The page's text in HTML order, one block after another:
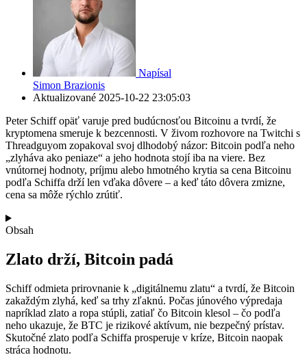
Napísal
Simon Brazionis
Aktualizované 2025-10-22 23:05:03
Peter Schiff opäť varuje pred budúcnosťou Bitcoinu a tvrdí, že
kryptomena smeruje k bezcennosti. V živom rozhovore na Twitchi s
Threadguyom zopakoval svoj dlhodobý názor: Bitcoin podľa neho
„zlyháva ako peniaze“ a jeho hodnota stojí iba na viere. Bez
vnútornej hodnoty, príjmu alebo hmotného krytia sa cena Bitcoinu
podľa Schiffa drží len vďaka dôvere – a keď táto dôvera zmizne,
cena sa môže rýchlo zrútiť.
Obsah
Zlato drží, Bitcoin padá
Schiff odmieta prirovnanie k „digitálnemu zlatu“ a tvrdí, že Bitcoin
zakaždým zlyhá, keď sa trhy zľaknú. Počas júnového výpredaja
napríklad zlato a ropa stúpli, zatiaľ čo Bitcoin klesol – čo podľa
neho ukazuje, že BTC je rizikové aktívum, nie bezpečný prístav.
Skutočné zlato podľa Schiffa prosperuje v kríze, Bitcoin naopak
stráca hodnotu.